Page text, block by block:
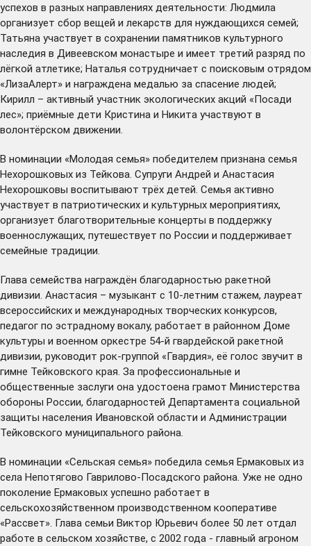
успехов в разных направлениях деятельности: Людмила
организует сбор вещей и лекарств для нуждающихся семей;
Татьяна участвует в сохранении памятников культурного
наследия в Дивеевском монастыре и имеет третий разряд по
лёгкой атлетике; Наталья сотрудничает с поисковым отрядом
«ЛизаАлерт» и награждена медалью за спасение людей;
Кирилл – активный участник экологических акций «Посади
лес»; приёмные дети Кристина и Никита участвуют в
волонтёрском движении.
В номинации «Молодая семья» победителем признана семья
Нехорошковых из Тейкова. Супруги Андрей и Анастасия
Нехорошковы воспитывают трёх детей. Семья активно
участвует в патриотических и культурных мероприятиях,
организует благотворительные концерты в поддержку
военнослужащих, путешествует по России и поддерживает
семейные традиции.
Глава семейства награждён благодарностью ракетной
дивизии. Анастасия – музыкант с 10-летним стажем, лауреат
всероссийских и международных творческих конкурсов,
педагог по эстрадному вокалу, работает в районном Доме
культуры и военном оркестре 54-й гвардейской ракетной
дивизии, руководит рок-группой «Гвардия», её голос звучит в
гимне Тейковского края. За профессиональные и
общественные заслуги она удостоена грамот Министерства
обороны России, благодарностей Департамента социальной
защиты населения Ивановской области и Администрации
Тейковского муниципального района.
В номинации «Сельская семья» победила семья Ермаковых из
села Непотягово Гаврилово-Посадского района. Уже не одно
поколение Ермаковых успешно работает в
сельскохозяйственном производственном кооперативе
«Рассвет». Глава семьи Виктор Юрьевич более 50 лет отдал
работе в сельском хозяйстве, с 2002 года - главный агроном